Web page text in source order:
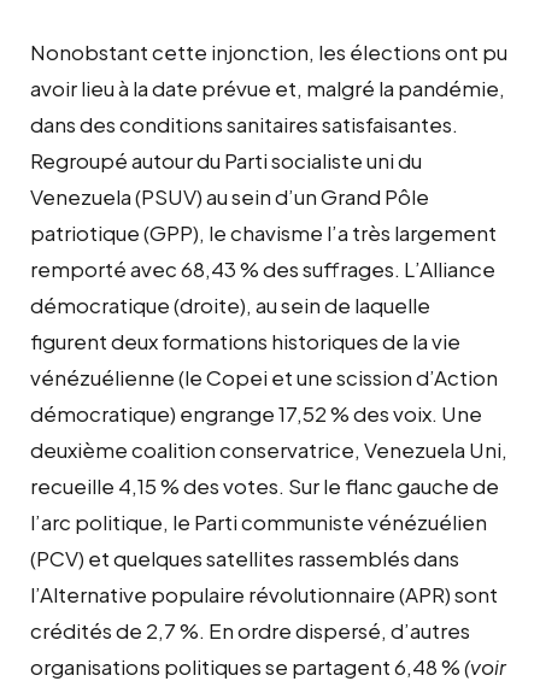
Nonobstant cette injonction, les élections ont pu
avoir lieu à la date prévue et, malgré la pandémie,
dans des conditions sanitaires satisfaisantes.
Regroupé autour du Parti socialiste uni du
Venezuela (PSUV) au sein d’un Grand Pôle
patriotique (GPP), le chavisme l’a très largement
remporté avec 68,43 % des suffrages. L’Alliance
démocratique (droite), au sein de laquelle
figurent deux formations historiques de la vie
vénézuélienne (le Copei et une scission d’Action
démocratique) engrange 17,52 % des voix. Une
deuxième coalition conservatrice, Venezuela Uni,
recueille 4,15 % des votes. Sur le flanc gauche de
l’arc politique, le Parti communiste vénézuélien
(PCV) et quelques satellites rassemblés dans
l’Alternative populaire révolutionnaire (APR) sont
crédités de 2,7 %. En ordre dispersé, d’autres
organisations politiques se partagent 6,48 %(voir